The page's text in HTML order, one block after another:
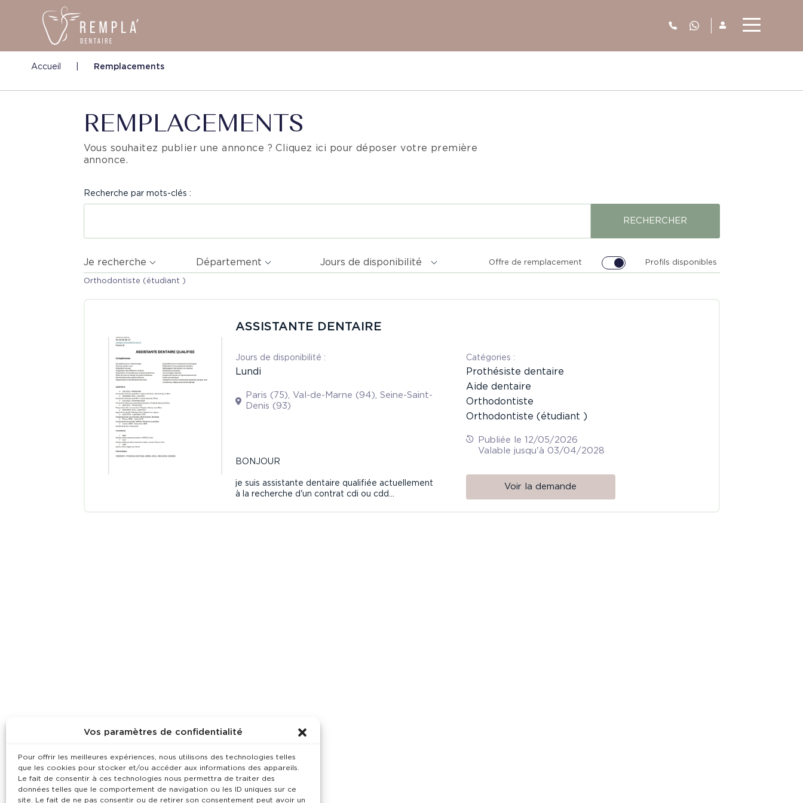
Vos paramètres de confidentialité
Pour offrir les meilleures expériences, nous utilisons des technologies telles
que les cookies pour stocker et/ou accéder aux informations des appareils.
Le fait de consentir à ces technologies nous permettra de traiter des
données telles que le comportement de navigation ou les ID uniques sur ce
site. Le fait de ne pas consentir ou de retirer son consentement peut avoir un
06.52.63.77.73
Accueil Remplacements
REMPLACEMENTS
Vous souhaitez publier une annonce ?Cliquez ici pour déposer votre première
annonce.
Recherche par mots-clés :
RECHERCHER
Je recherche Département Jours de disponibilité Offre de remplacement Profils disponibles
Orthodontiste (étudiant )
ASSISTANTE DENTAIRE
Jours de disponibilité :
Lundi
Paris (75), Val-de-Marne (94), Seine-Saint-
Denis (93)
BONJOUR
je suis assistante dentaire qualifiée actuellement
à la recherche d'un contrat cdi ou cdd
Сatégories :
Prothésiste dentaire
Aide dentaire
Orthodontiste
Orthodontiste (étudiant )
Publiée le 12/05/2026
Valable jusqu'à 03/04/2028
Voir la demande